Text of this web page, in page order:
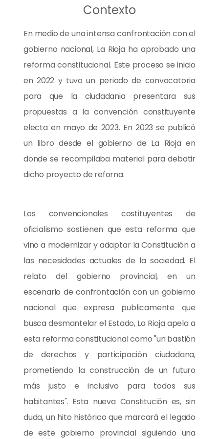
Contexto
En medio de una intensa confrontación con el
gobierno nacional, La Rioja ha aprobado una
reforma constitucional. Este proceso se inicio
en 2022 y tuvo un periodo de convocatoria
para que la ciudadania presentara sus
propuestas a la convención constituyente
electa en mayo de 2023. En 2023 se publicó
un libro desde el gobierno de La Rioja en
donde se recompilaba material para debatir
dicho proyecto de reforna.
Los convencionales costituyentes de
oficialismo sostienen que esta reforma que
vino a modernizar y adaptar la Constitución a
las necesidades actuales de la sociedad. El
relato del gobierno provincial, en un
escenario de confrontación con un gobierno
nacional que expresa publicamente que
busca desmantelar el Estado, La Rioja apela a
esta reforma constitucional como "un bastión
de derechos y participación ciudadana,
prometiendo la construcción de un futuro
más justo e inclusivo para todos sus
habitantes". Esta nueva Constitución es, sin
duda, un hito histórico que marcará el legado
de este gobierno provincial siguiendo una